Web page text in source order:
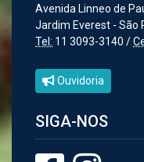
Avenida Linneo de
Jardim Everest - São
Tel: 11 3093-3140 /
Ouvidoria
SIGA-NOS